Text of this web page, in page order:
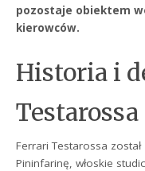
pozostaje obiektem
kierowców.
Historia i
Testarossa
Ferrari Testarossa
Pininfarinę, włoskie